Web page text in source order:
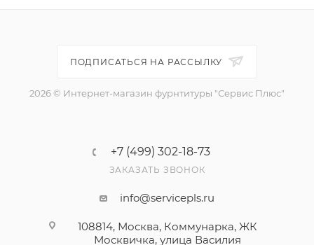
ПОДПИСАТЬСЯ НА РАССЫЛКУ
2026 © Интернет-магазин фурнтитуры "Сервис Плюс"
+7 (499) 302-18-73
ЗАКАЗАТЬ ЗВОНОК
info@servicepls.ru
108814, Москва, Коммунарка, ЖК
Москвичка, улица Василия